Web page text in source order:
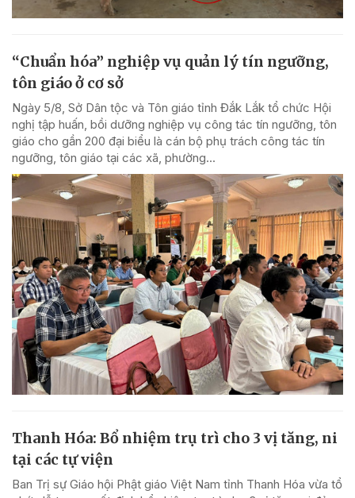
“Chuẩn hóa” nghiệp vụ quản lý tín ngưỡng,
tôn giáo ở cơ sở
Ngày 5/8, Sở Dân tộc và Tôn giáo tỉnh Đắk Lắk tổ chức Hội
nghị tập huấn, bồi dưỡng nghiệp vụ công tác tín ngưỡng, tôn
giáo cho gần 200 đại biểu là cán bộ phụ trách công tác tín
ngưỡng, tôn giáo tại các xã, phường...
Thanh Hóa: Bổ nhiệm trụ trì cho 3 vị tăng, ni
tại các tự viện
Ban Trị sự Giáo hội Phật giáo Việt Nam tỉnh Thanh Hóa vừa tổ